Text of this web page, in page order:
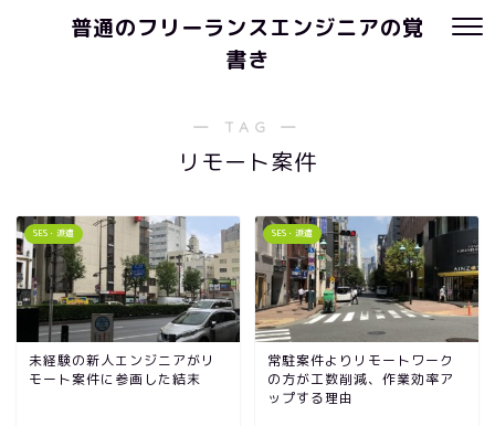
普通のフリーランスエンジニアの覚
書き
― TAG ―
リモート案件
SES・派遣
未経験の新人エンジニアがリ
モート案件に参画した結末
SES・派遣
常駐案件よりリモートワーク
の方が工数削減、作業効率ア
ップする理由